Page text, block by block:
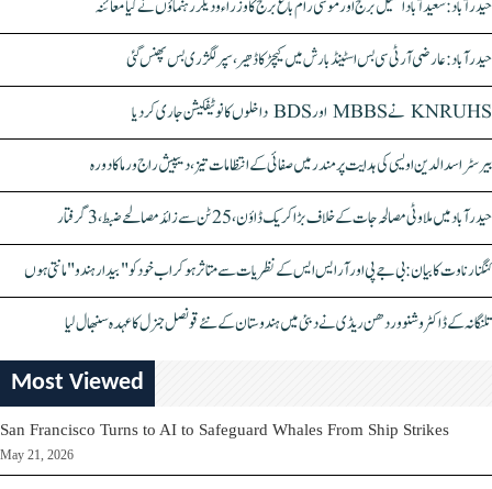
حیدرآباد: سعیدآباد اسٹیل برج اور موسیٰ رام باغ برج کا وزراء و دیگر رہنماؤں نے کیا معائنہ
حیدرآباد: عارضی آر ٹی سی بس اسٹینڈ بارش میں کیچڑ کا ڈھیر، سپر لگژری بس پھنس گئی
KNRUHS نے MBBS اور BDS داخلوں کا نوٹیفکیشن جاری کر دیا
بیرسٹر اسدالدین اویسی کی ہدایت پر مندر میں صفائی کے انتظامات تیز، دیپیش راج ورما کا دورہ
حیدرآباد میں ملاوٹی مصالحہ جات کے خلاف بڑا کریک ڈاؤن، 25 ٹن سے زائد مصالحے ضبط، 3 گرفتار
کنگنا رناوت کا بیان: بی جے پی اور آر ایس ایس کے نظریات سے متاثر ہو کر اب خود کو "بیدار ہندو" مانتی ہوں
تلنگانہ کے ڈاکٹر وشنو وردھن ریڈی نے دبئی میں ہندوستان کے نئے قونصل جنرل کا عہدہ سنبھال لیا
Most Viewed
San Francisco Turns to AI to Safeguard Whales From Ship Strikes
May 21, 2026